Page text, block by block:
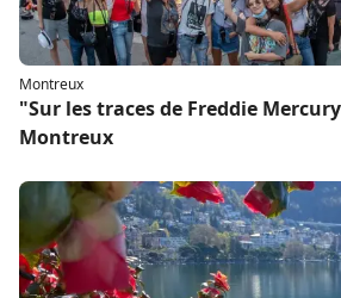
Montreux
"Sur les traces de Freddie
Montreux